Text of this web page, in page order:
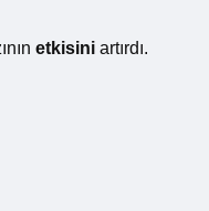
etkisini artırdı.